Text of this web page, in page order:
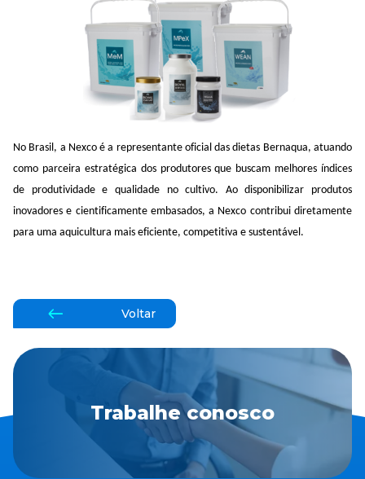
No Brasil, a Nexcoé a representante oficial das dietas Bernaqua, atuando
como parceira estratégica dos produtores que buscam melhores índices
de produtividade e qualidade no cultivo. Ao disponibilizar produtos
inovadores e cientificamente embasados, a Nexco contribui diretamente
para uma aquicultura mais eficiente, competitiva e sustentável.
Voltar
Trabalhe conosco